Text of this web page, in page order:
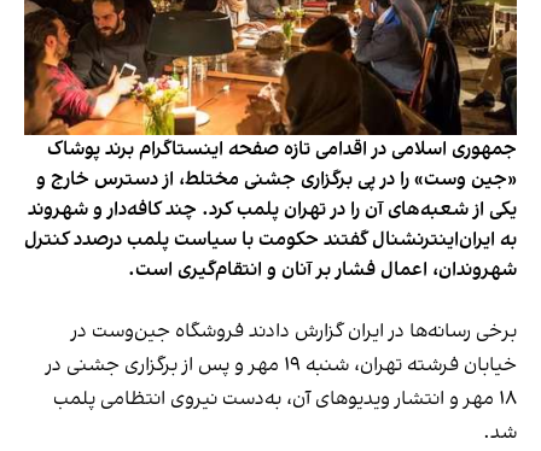
جمهوری اسلامی در اقدامی تازه صفحه اینستاگرام برند پوشاک
«جین وست» را در پی برگزاری جشنی مختلط، از دسترس خارج و
یکی از شعبه‌های آن را در تهران پلمب کرد. چند کافه‌‌دار و شهروند
به ایران‌اینترنشنال گفتند حکومت با سیاست پلمب درصدد کنترل
شهروندان، اعمال فشار بر آنان و انتقام‌گیری است.
برخی رسانه‌ها در ایران گزارش دادند فروشگاه جین‌وست در
خیابان فرشته تهران، شنبه ۱۹ مهر و پس از برگزاری جشنی در
۱۸ مهر و انتشار ویدیوهای آن، به‌دست نیروی انتظامی پلمب
شد.